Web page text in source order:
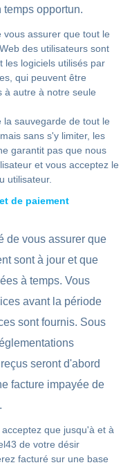
opportun.
vous assurer que tout le
des utilisateurs sont
les logiciels utilisés par
qui peuvent être
à autre à notre seule
la sauvegarde de tout le
sans s'y limiter, les
garantit pas que nous
et vous acceptez le
utilisateur.
de paiement
de vous assurer que
sont à jour et que
à temps. Vous
avant la période
sont fournis. Sous
seront d'abord
facture impayée de
que jusqu'à et à
de votre désir
facturé sur une base